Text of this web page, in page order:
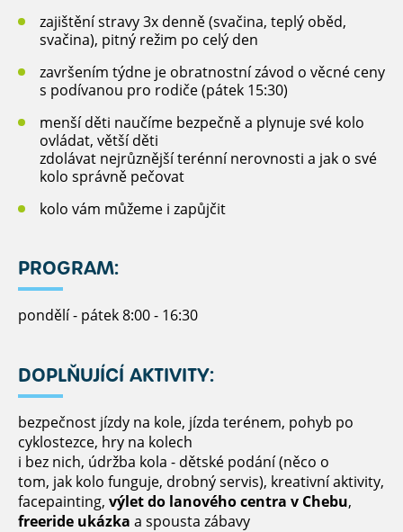
zajištění stravy 3x denně (svačina, teplý oběd,
svačina), pitný režim po celý den
završením týdne je obratnostní závod o věcné ceny
s podívanou pro rodiče (pátek 15:30)
menší děti naučíme bezpečně a plynuje své kolo
ovládat, větší děti
zdolávat nejrůznější terénní nerovnosti a jak o své
kolo správně pečovat
kolo vám můžeme i zapůjčit
PROGRAM:
pondělí - pátek 8:00 - 16:30
DOPLŇUJÍCÍ AKTIVITY:
bezpečnost jízdy na kole, jízda terénem, pohyb po
cyklostezce, hry na kolech
i bez nich, údržba kola - dětské podání (něco o
tom, jak kolo funguje, drobný servis), kreativní aktivity,
facepainting, výlet do lanového centra v Chebu,
freeride ukázka a spousta zábavy